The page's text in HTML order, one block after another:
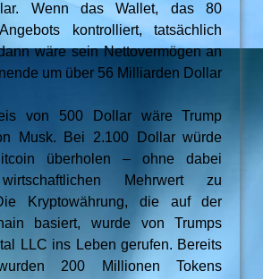
Wenn das Wallet, das 80
kontrolliert, tatsächlich
wäre sein Nettovermögen an
um über 56 Milliarden Dollar
von 500 Dollar wäre Trump
Musk. Bei 2.100 Dollar würde
überholen – ohne dabei
Mehrwert zu
Kryptowährung, die auf der
basiert, wurde von Trumps
LLC ins Leben gerufen. Bereits
200 Millionen Tokens